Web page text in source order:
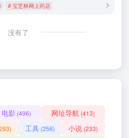
# 宝芝林网上药店
没有了
电影 (496) 网址导航 (413)
工具(256) 小说 (233)